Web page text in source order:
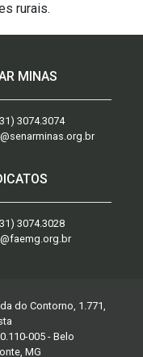
rurais.
MINAS
3074.3074
3074.3028
do Contorno, 1.771,
005 - Belo
MG